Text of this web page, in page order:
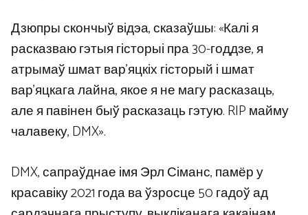
Дзюпры скончыў відэа, сказаўшы: «Калі я
расказваю гэтыя гісторыі пра 30-годдзе, я
атрымаў шмат вар’яцкіх гісторый і шмат
вар’яцкага лайна, якое я не магу расказаць,
але я павінен быў расказаць гэтую. RIP майму
чалавеку, DMX».
DMX, сапраўднае імя Эрл Сіманс, памёр у
красавіку 2021 года ва ўзросце 50 гадоў ад